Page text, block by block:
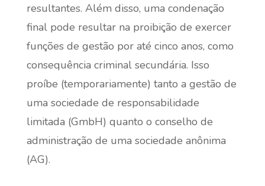
resultantes. Além disso, uma condenação
final pode resultar na proibição de exercer
funções de gestão por até cinco anos, como
consequência criminal secundária. Isso
proíbe (temporariamente) tanto a gestão de
uma sociedade de responsabilidade
limitada (GmbH) quanto o conselho de
administração de uma sociedade anônima
(AG).